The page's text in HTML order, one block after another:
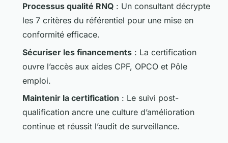
Processus qualité RNQ : Un consultant décrypte
les 7 critères du référentiel pour une mise en
conformité efficace.
Sécuriser les financements : La certification
ouvre l’accès aux aides CPF, OPCO et Pôle
emploi.
Maintenir la certification : Le suivi post-
qualification ancre une culture d’amélioration
continue et réussit l’audit de surveillance.